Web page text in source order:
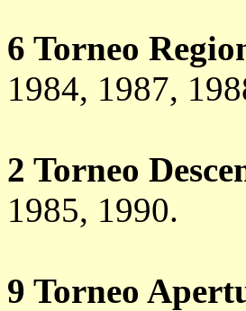
6 Torneo
1984, 1987,
2 Torneo
1985, 1990.
9 Torneo